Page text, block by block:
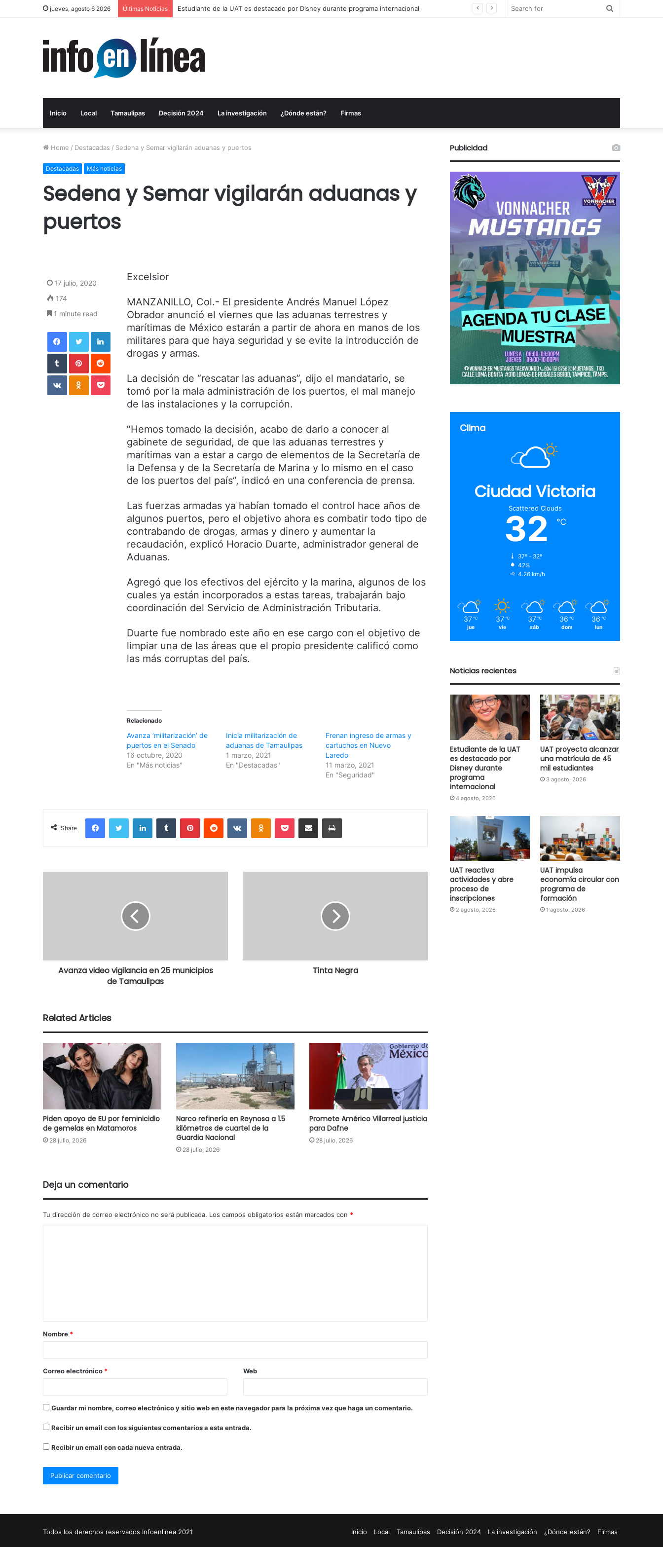
jueves, agosto 6 2026 Últimas Noticias UAT proyecta alcanzar una matrícula de 45 mil estudiantes
Inicio Local Tamaulipas Decisión 2024 La investigación ¿Dónde están? Firmas
Home / Destacadas / Sedena y Semar vigilarán aduanas y puertos
Destacadas Más noticias
Sedena y Semar vigilarán aduanas y
puertos
Excelsior
MANZANILLO, Col.- El presidente Andrés Manuel López
Obrador anunció el viernes que las aduanas terrestres y
marítimas de México estarán a partir de ahora en manos de los
militares para que haya seguridad y se evite la introducción de
drogas y armas.
La decisión de “rescatar las aduanas”, dijo el mandatario, se
tomó por la mala administración de los puertos, el mal manejo
de las instalaciones y la corrupción.
“Hemos tomado la decisión, acabo de darlo a conocer al
gabinete de seguridad, de que las aduanas terrestres y
marítimas van a estar a cargo de elementos de la Secretaría de
la Defensa y de la Secretaría de Marina y lo mismo en el caso
de los puertos del país”, indicó en una conferencia de prensa.
Las fuerzas armadas ya habían tomado el control hace años de
algunos puertos, pero el objetivo ahora es combatir todo tipo de
contrabando de drogas, armas y dinero y aumentar la
recaudación, explicó Horacio Duarte, administrador general de
Aduanas.
Agregó que los efectivos del ejército y la marina, algunos de los
cuales ya están incorporados a estas tareas, trabajarán bajo
coordinación del Servicio de Administración Tributaria.
Duarte fue nombrado este año en ese cargo con el objetivo de
limpiar una de las áreas que el propio presidente calificó como
las más corruptas del país.
Relacionado
Avanza ‘militarización’ de
puertos en el Senado
16 octubre, 2020
En "Más noticias"
Inicia militarización de
aduanas de Tamaulipas
1 marzo, 2021
En "Destacadas"
Frenan ingreso de armas y
cartuchos en Nuevo
Laredo
11 marzo, 2021
En "Seguridad"
17 julio, 2020
174
1 minute read
Facebook Twitter LinkedIn
Tumblr Pinterest Reddit
VKontakte Odnoklassniki Pocket
Share
Avanza video vigilancia en 25 municipios
de Tamaulipas
Tinta Negra
Related Articles
Piden apoyo de EU por feminicidio
de gemelas en Matamoros
28 julio, 2026
Narco refinería en Reynosa a 1.5
kilómetros de cuartel de la
Guardia Nacional
28 julio, 2026
Promete Américo Villarreal justicia
para Dafne
28 julio, 2026
Deja un comentario
Tu dirección de correo electrónico no será publicada. Los campos obligatorios están marcados con *
Nombre *
Correo electrónico * Web
Guardar mi nombre, correo electrónico y sitio web en este navegador para la próxima vez que haga un comentario.
Recibir un email con los siguientes comentarios a esta entrada.
Recibir un email con cada nueva entrada.
Publicidad
Clima
Ciudad Victoria
Scattered Clouds
32 ℃
37º - 32º
42%
4.26 km/h
37 ℃
jue
37 ℃
vie
37 ℃
sáb
36 ℃
dom
36 ℃
lun
Noticias recientes
Estudiante de la UAT
es destacado por
Disney durante
programa
internacional
4 agosto, 2026
UAT proyecta alcanzar
una matrícula de 45
mil estudiantes
3 agosto, 2026
UAT reactiva
actividades y abre
proceso de
inscripciones
2 agosto, 2026
UAT impulsa
economía circular con
programa de
formación
1 agosto, 2026
Todos los derechos reservados Infoenlinea 2021 Inicio Local Tamaulipas Decisión 2024 La investigación ¿Dónde están? Firmas